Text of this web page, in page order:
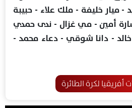
ميار خليفة - ملك علاء - حبيبة
أمين - مي غزال - ندى حمدي
خالد - دانا شوقي - دعاء محمد -
أفريقيا لكرة الطائرة